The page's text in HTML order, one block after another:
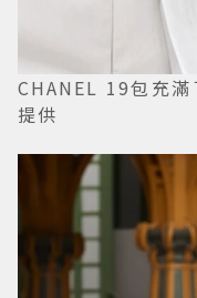
CHANEL 19包充
提供